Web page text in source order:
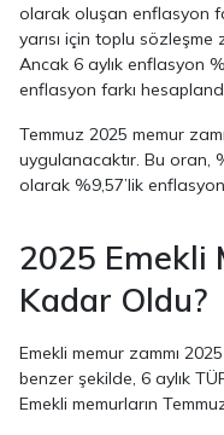
olarak oluşan enflasyon
yarısı için toplu sözleşme
Ancak 6 aylık enflasyon
enflasyon farkı
Temmuz 2025 memur
uygulanacaktır. Bu oran,
olarak %9,57’lik
2025 Emekli
Kadar Oldu?
Emekli memur zammı
benzer şekilde, 6 aylık
Emekli memurların